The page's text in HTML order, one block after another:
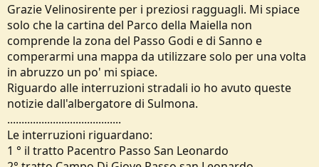
Grazie Velinosirente per i preziosi ragguagli. Mi spiace
solo che la cartina del Parco della Maiella non
comprende la zona del Passo Godi e di Sanno e
comperarmi una mappa da utilizzare solo per una volta
in abruzzo un po' mi spiace.
Riguardo alle interruzioni stradali io ho avuto queste
notizie dall'albergatore di Sulmona.
........................................
Le interruzioni riguardano:
1 ° il tratto Pacentro Passo San Leonardo